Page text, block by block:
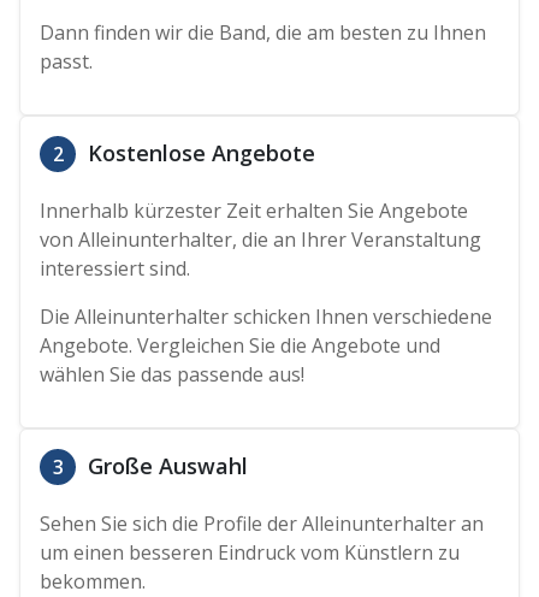
Dann finden wir die Band, die am besten zu Ihnen
passt.
2 Kostenlose Angebote
Innerhalb kürzester Zeit erhalten Sie Angebote
von Alleinunterhalter, die an Ihrer Veranstaltung
interessiert sind.
Die Alleinunterhalter schicken Ihnen verschiedene
Angebote. Vergleichen Sie die Angebote und
wählen Sie das passende aus!
3 Große Auswahl
Sehen Sie sich die Profile der Alleinunterhalter an
um einen besseren Eindruck vom Künstlern zu
bekommen.